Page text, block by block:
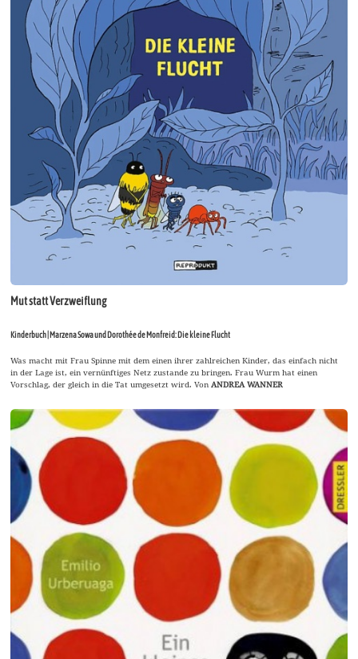
Mut statt Verzweiflung
Kinderbuch | Marzena Sowa und Dorothée de Monfreid: Die kleine Flucht
Was macht mit Frau Spinne mit dem einen ihrer zahlreichen Kinder, das einfach nicht
in der Lage ist, ein vernünftiges Netz zustande zu bringen. Frau Wurm hat einen
Vorschlag, der gleich in die Tat umgesetzt wird. Von ANDREA WANNER